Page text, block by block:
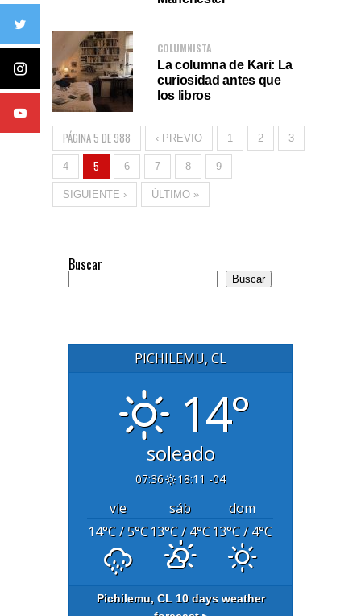
COLUMNISTA
La columna de Kari: La
curiosidad antes que
los libros
PÁGINA 5 DE 988 ‹ PREVIO 1 2 3
4 5 6 7 8 9
SIGUIENTE › ÚLTIMO »
Buscar
Buscar
PICHILEMU, CL
14°
soleado
07:36 18:11 -04
vie sáb
dom
14°C/ 5°C13°C/ 4°C13°C/ 4°C
Pichilemu, CL 10 days weather